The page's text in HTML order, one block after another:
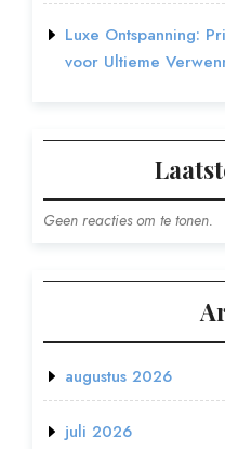
Luxe Ontspanning:
voor Ultieme
Geen reacties om te tonen.
augustus 2026
juli 2026